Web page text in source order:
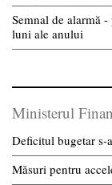
Semnal de alarmă
luni ale anului
Ministerul
Deficitul bugetar s-
Măsuri pentru